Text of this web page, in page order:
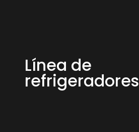
Línea de
refrigeradores